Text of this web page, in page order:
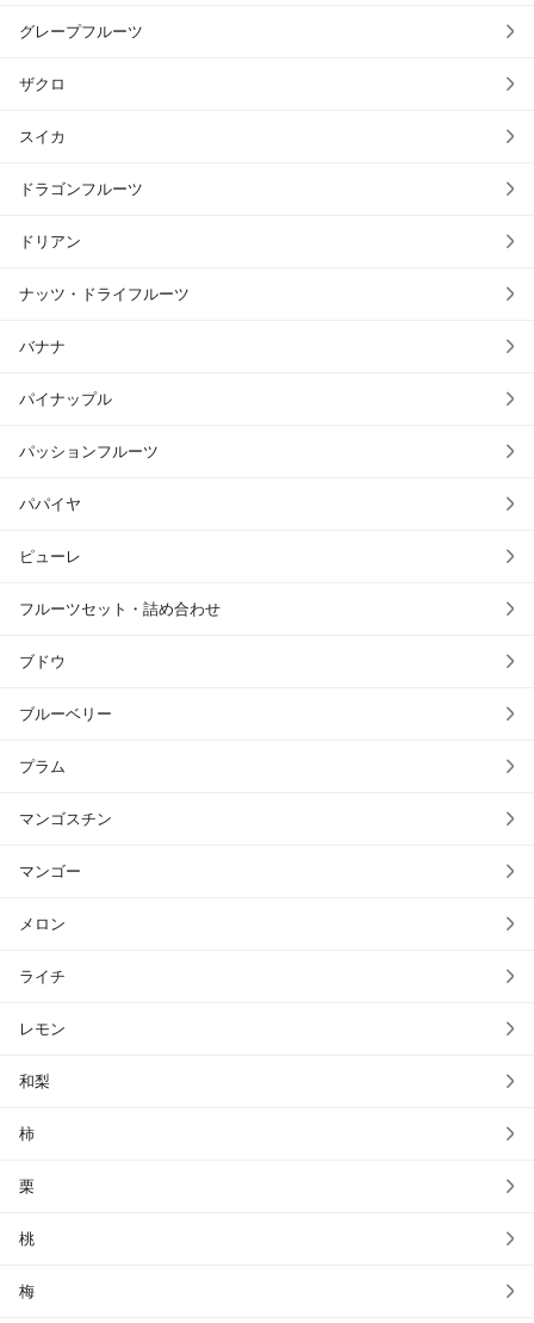
グレープフルーツ
ザクロ
スイカ
ドラゴンフルーツ
ドリアン
ナッツ・ドライフルーツ
バナナ
パイナップル
パッションフルーツ
パパイヤ
ピューレ
フルーツセット・詰め合わせ
ブドウ
ブルーベリー
プラム
マンゴスチン
マンゴー
メロン
ライチ
レモン
和梨
柿
栗
桃
梅